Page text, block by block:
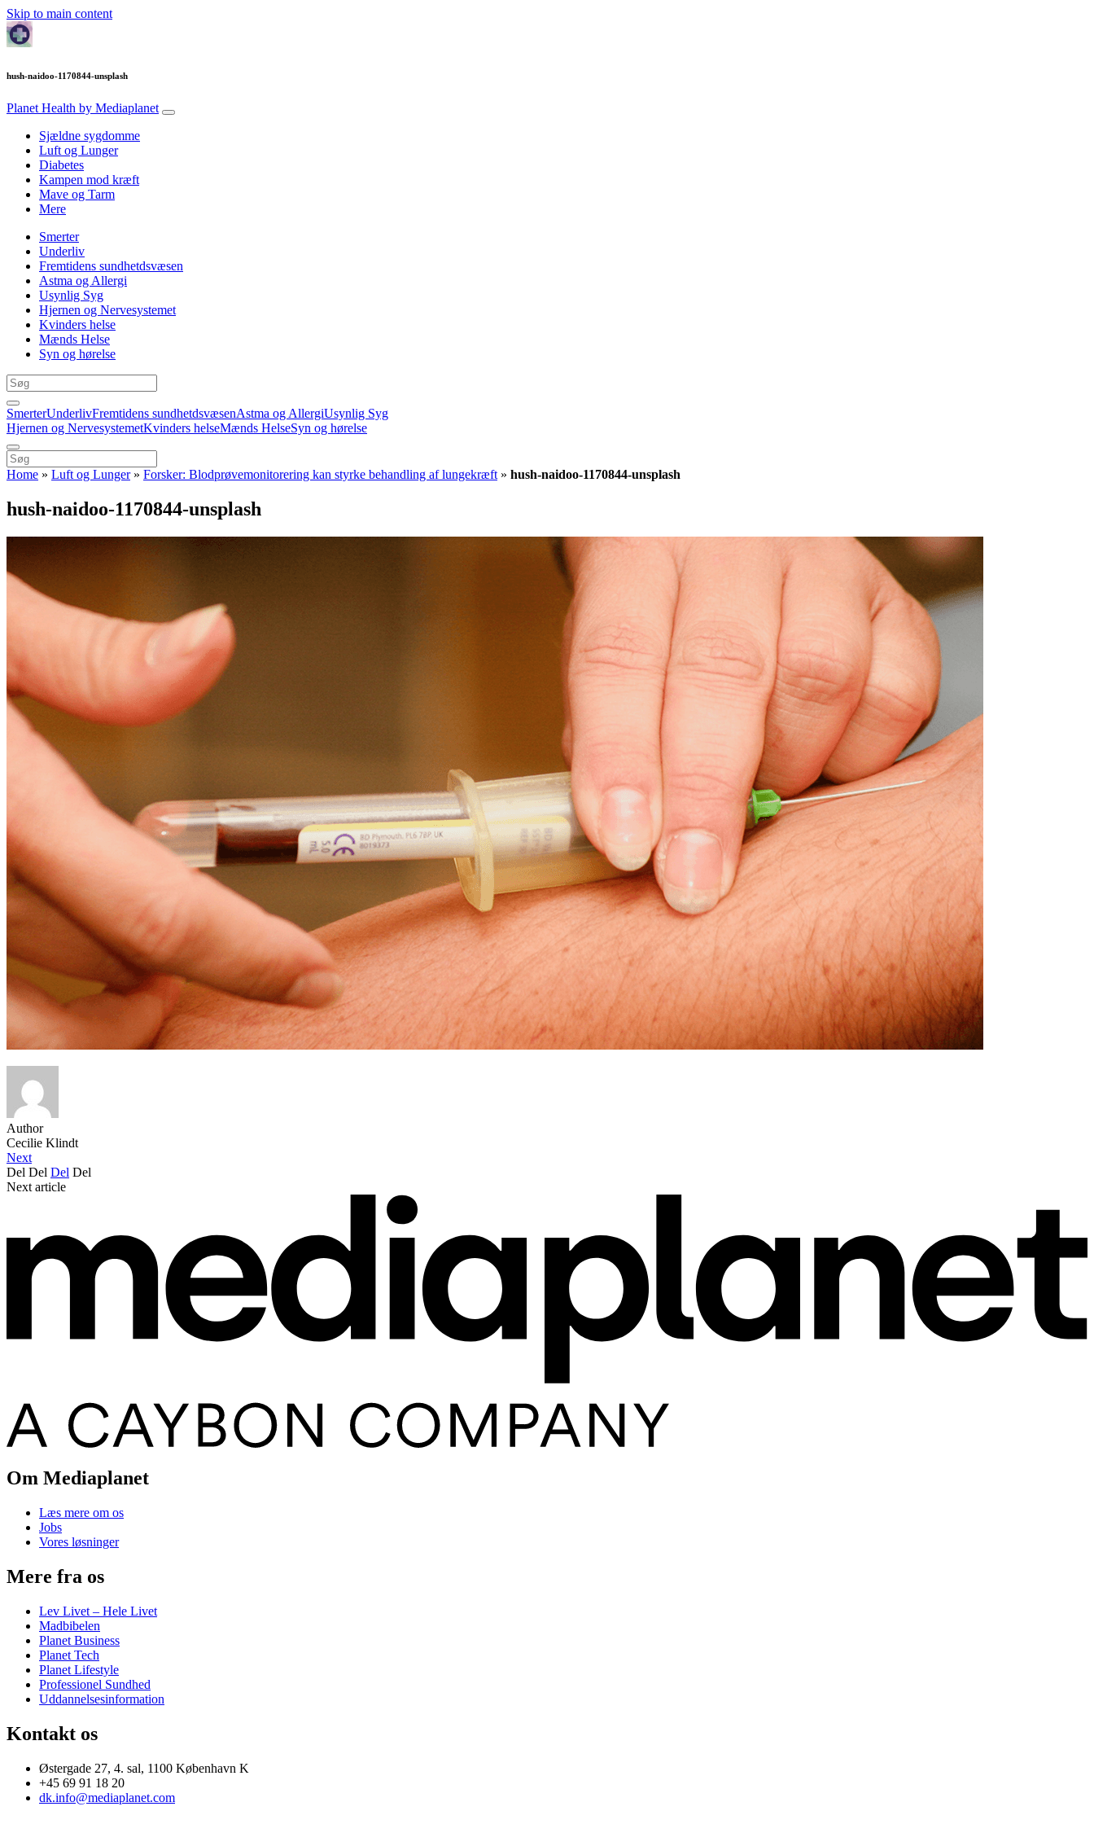
Skip to main content
hush-naidoo-1170844-unsplash
Planet Health by Mediaplanet
Sjældne sygdomme
Luft og Lunger
Diabetes
Kampen mod kræft
Mave og Tarm
Mere
Smerter
Underliv
Fremtidens sundhetdsvæsen
Astma og Allergi
Usynlig Syg
Hjernen og Nervesystemet
Kvinders helse
Mænds Helse
Syn og hørelse
SmerterUnderlivFremtidens sundhetdsvæsenAstma og AllergiUsynlig Syg
Hjernen og NervesystemetKvinders helseMænds HelseSyn og hørelse
Home » Luft og Lunger» Forsker: Blodprøvemonitorering kan styrke behandling af lungekræft » hush-naidoo-1170844-unsplash
hush-naidoo-1170844-unsplash
Author
Cecilie Klindt
Next
Del Del Del Del
Next article
Om Mediaplanet
Læs mere om os
Jobs
Vores løsninger
Mere fra os
Lev Livet – Hele Livet
Madbibelen
Planet Business
Planet Tech
Planet Lifestyle
Professionel Sundhed
Uddannelsesinformation
Kontakt os
Østergade 27, 4. sal, 1100 København K
+45 69 91 18 20
dk.info@mediaplanet.com